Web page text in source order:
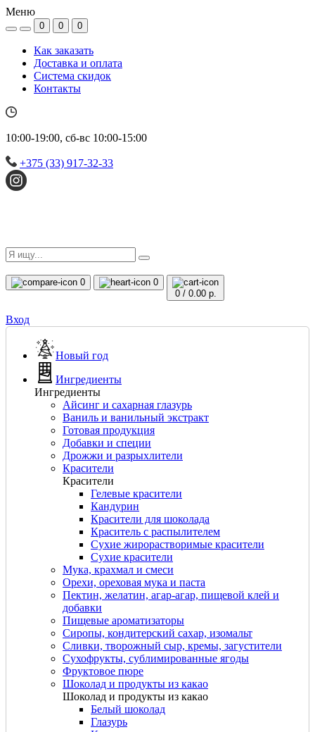
Меню
0 0 0
Как заказать
Доставка и оплата
Система скидок
Контакты
10:00-19:00, сб-вс 10:00-15:00
+375 (33) 917-32-33
0
0
0/ 0.00 р.
Вход
Новый год
Ингредиенты
Ингредиенты
Айсинг и сахарная глазурь
Ваниль и ванильный экстракт
Готовая продукция
Добавки и специи
Дрожжи и разрыхлители
Красители
Красители
Гелевые красители
Кандурин
Красители для шоколада
Краситель с распылителем
Сухие жирорастворимые красители
Сухие красители
Мука, крахмал и смеси
Орехи, ореховая мука и паста
Пектин, желатин, агар-агар, пищевой клей и
добавки
Пищевые ароматизаторы
Сиропы, кондитерский сахар, изомальт
Сливки, творожный сыр, кремы, загустители
Сухофрукты, сублимированные ягоды
Фруктовое пюре
Шоколад и продукты из какао
Шоколад и продукты из какао
Белый шоколад
Глазурь